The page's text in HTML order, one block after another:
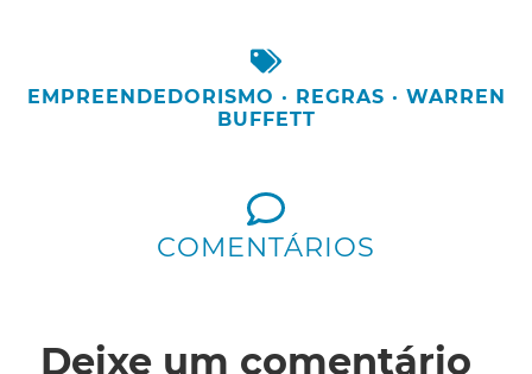
EMPREENDEDORISMO · REGRAS · WARREN
BUFFETT
COMENTÁRIOS
Deixe um comentário